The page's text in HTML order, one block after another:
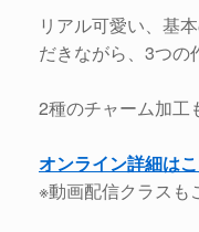
リアル可愛い、基
だきながら、3つの
2種のチャーム加
オンライン詳細は
※動画配信クラスも